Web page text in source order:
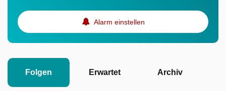
Alarm einstellen
Folgen Erwartet Archiv